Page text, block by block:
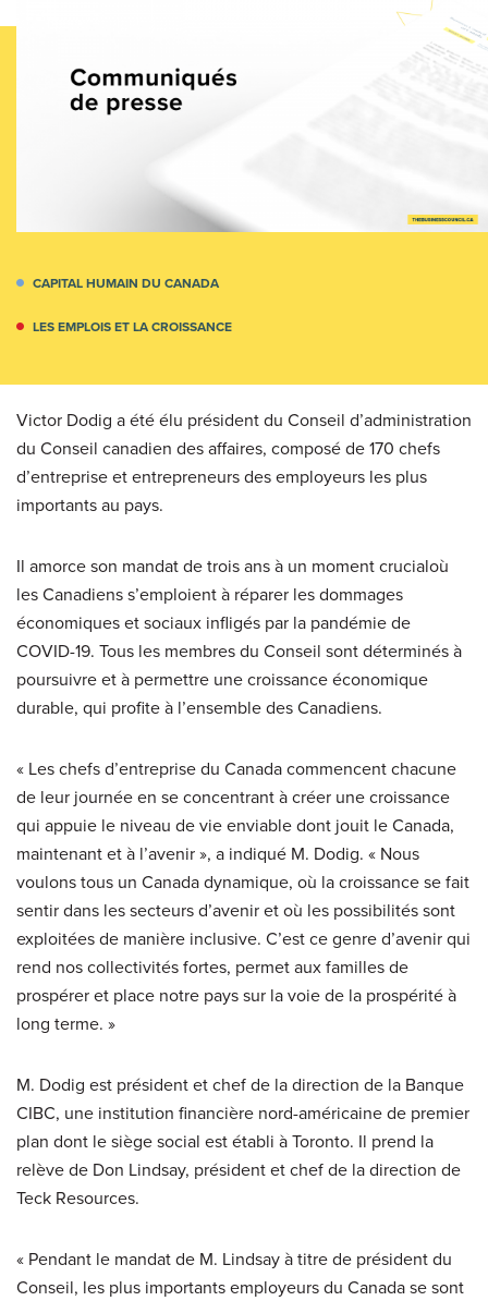
CAPITAL HUMAIN DU CANADA
LES EMPLOIS ET LA CROISSANCE
Victor Dodig a été élu président du Conseil d’administration
du Conseil canadien des affaires, composé de 170 chefs
d’entreprise et entrepreneurs des employeurs les plus
importants au pays.
Il amorce son mandat de trois ans à un moment crucialoù
les Canadiens s’emploient à réparer les dommages
économiques et sociaux infligés par la pandémie de
COVID-19. Tous les membres du Conseil sont déterminés à
poursuivre et à permettre une croissance économique
durable, qui profite à l’ensemble des Canadiens.
« Les chefs d’entreprise du Canada commencent chacune
de leur journée en se concentrant à créer une croissance
qui appuie le niveau de vie enviable dont jouit le Canada,
maintenant et à l’avenir », a indiqué M. Dodig. « Nous
voulons tous un Canada dynamique, où la croissance se fait
sentir dans les secteurs d’avenir et où les possibilités sont
exploitées de manière inclusive. C’est ce genre d’avenir qui
rend nos collectivités fortes, permet aux familles de
prospérer et place notre pays sur la voie de la prospérité à
long terme. »
M. Dodig est président et chef de la direction de la Banque
CIBC, une institution financière nord-américaine de premier
plan dont le siège social est établi à Toronto. Il prend la
relève de Don Lindsay, président et chef de la direction de
Teck Resources.
« Pendant le mandat de M. Lindsay à titre de président du
Conseil, les plus importants employeurs du Canada se sont